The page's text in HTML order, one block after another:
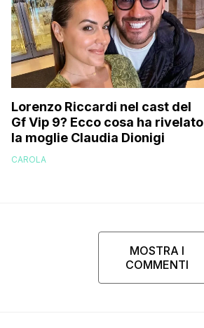
Lorenzo Riccardi nel cast del
Gf Vip 9? Ecco cosa ha rivelato
la moglie Claudia Dionigi
CAROLA
MOSTRA I
COMMENTI